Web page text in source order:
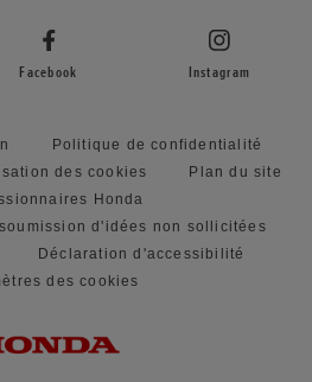
Facebook Instagram
Politique de confidentialité
des cookies
Plan du site
Honda
d'idées non sollicitées
Déclaration d'accessibilité
des cookies